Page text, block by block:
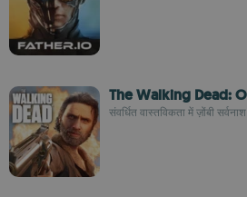
The Walking Dead:
संवर्धित वास्तविकता में ज़ोंबी